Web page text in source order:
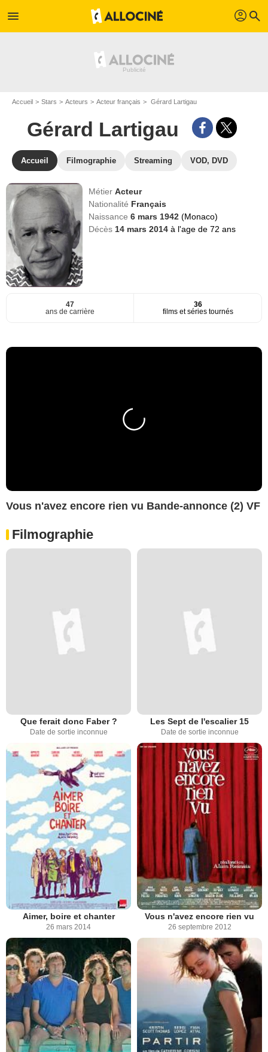
menu profil search
Accueil Stars Acteurs Acteur français Gérard Lartigau
Gérard Lartigau
Accueil Filmographie Streaming VOD, DVD
MétierActeur
Nationalité Français
Naissance6 mars 1942(Monaco)
Décès 14 mars 2014à l'age de 72 ans
47
ans de carrière
36
films et séries tournés
Vous n'avez encore rien vu Bande-annonce (2) VF
Filmographie
Que ferait donc Faber ?
Date de sortie inconnue
Les Sept de l'escalier 15
Date de sortie inconnue
Aimer, boire et chanter
26 mars 2014
Vous n'avez encore rien vu
26 septembre 2012